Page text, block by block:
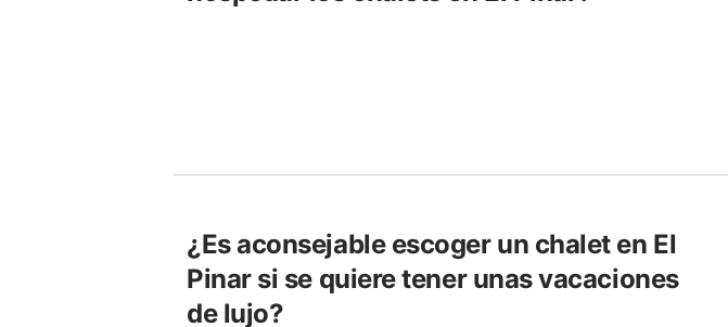
¿Es aconsejable escoger un chalet en El
Pinar si se quiere tener unas vacaciones
de lujo?